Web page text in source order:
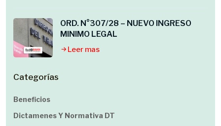
ORD. N°307/28 – NUEVO INGRESO
MINIMO LEGAL
Leer mas
Categorías
Beneficios
Dictamenes Y Normativa DT